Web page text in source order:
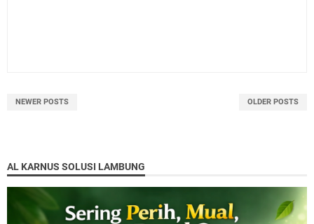
NEWER POSTS OLDER POSTS
AL KARNUS SOLUSI LAMBUNG